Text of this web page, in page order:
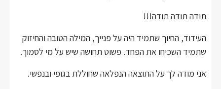
תודה תודה תודה!!!
העידוד, החיוך שתמיד היה על פנייך, המילה הטובה והחיזוק
שתמיד השכיחו את הפחד. פשוט תחושה שיש על מי לסמוך.
אני מודה לך על התוצאה הנפלאה שחוללת בגופי ובנפשי.